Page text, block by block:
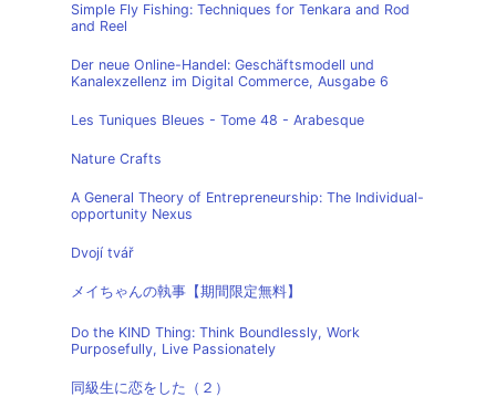
Simple Fly Fishing: Techniques for Tenkara and Rod
and Reel
Der neue Online-Handel: Geschäftsmodell und
Kanalexzellenz im Digital Commerce, Ausgabe 6
Les Tuniques Bleues - Tome 48 - Arabesque
Nature Crafts
A General Theory of Entrepreneurship: The Individual-
opportunity Nexus
Dvojí tvář
メイちゃんの執事【期間限定無料】
Do the KIND Thing: Think Boundlessly, Work
Purposefully, Live Passionately
同級生に恋をした（２）